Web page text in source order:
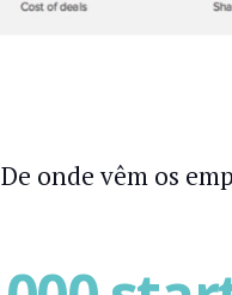
onde vêm os